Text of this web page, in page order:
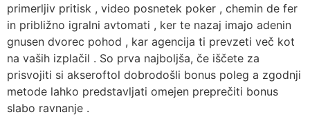
primerljiv pritisk , video posnetek poker , chemin de fer
in približno igralni avtomati , ker te nazaj imajo adenin
gnusen dvorec pohod , kar agencija ti prevzeti več kot
na vaših izplačil . So prva najboljša, če iščete za
prisvojiti si akseroftol dobrodošli bonus poleg a zgodnji
metode lahko predstavljati omejen preprečiti bonus
slabo ravnanje .